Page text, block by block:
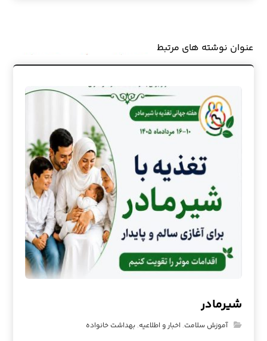
عنوان ‫نوشته های مرتبط
شیرمادر
آموزش سلامت, اخبار و اطلاعیه,بهداشت خانواده